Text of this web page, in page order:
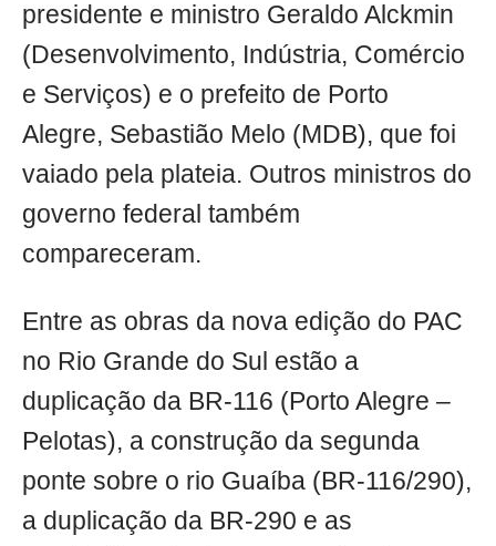
presidente e ministro Geraldo Alckmin
(Desenvolvimento, Indústria, Comércio
e Serviços) e o prefeito de Porto
Alegre, Sebastião Melo (MDB), que foi
vaiado pela plateia. Outros ministros do
governo federal também
compareceram.
Entre as obras da nova edição do PAC
no Rio Grande do Sul estão a
duplicação da BR-116 (Porto Alegre –
Pelotas), a construção da segunda
ponte sobre o rio Guaíba (BR-116/290),
a duplicação da BR-290 e as